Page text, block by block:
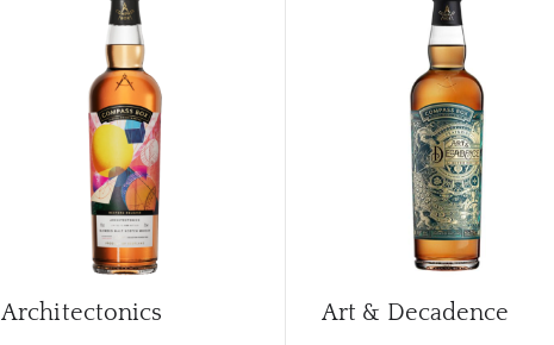
Architectonics Art & Decadence